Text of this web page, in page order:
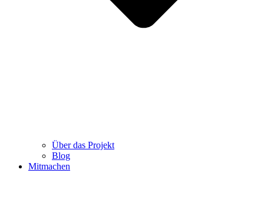
Über das Projekt
Blog
Mitmachen